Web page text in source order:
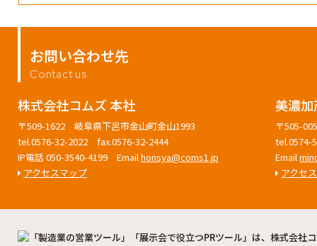
お問い合わせ先
Contact us
株式会社コムズ 本社
〒509-1622 岐阜県下呂市金山町金山1993
tel.0576-32-2022 fax.0576-32-2444
IP電話 050-3540-4199 Emailhonsya@coms1.jp
アクセスマップ
美濃
〒505-
tel.0574-
Email
アクセ